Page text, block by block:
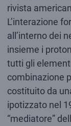
rivista
L’interazione
all’interno dei
insieme i
tutti gli
combinazione
costituito da
ipotizzato nel
“mediatore”